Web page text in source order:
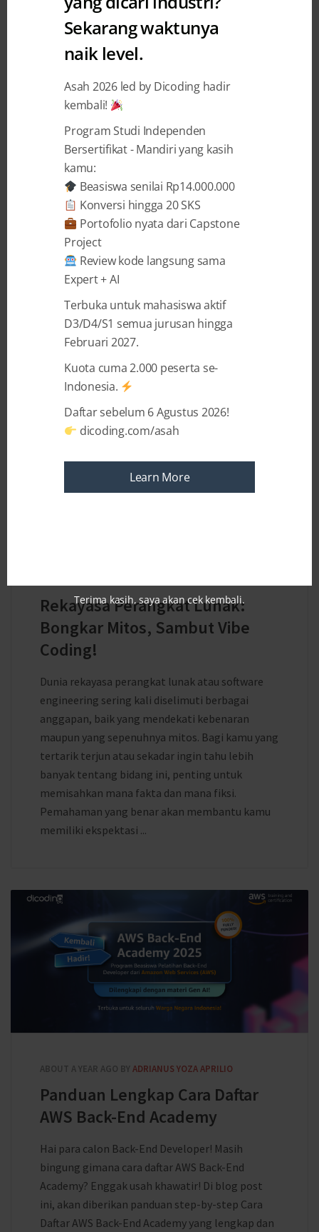
ABOUT A YEAR AGO BYADRIANUS YOZA APRILIO
2: 8 Komunitas Telah Terpilih
Selamat! Setelah melalui proses seleksi,
Dicoding dengan bangga mengumumkan
tambahan 8 komunitas yang terpilih untuk
Dicoding DevCommunity Batch 2. Program ini
merupakan wujud komitmen Dicoding untuk
mendukung pertumbuhan ekosistem developer
di seluruh Indonesia. Hal ini menambah jumlah
DevCommunity menjadi 33 komunitas yang akan
didukung oleh Dicoding. 33 komunitas terpilih ini
Rekayasa Perangkat Lunak:
Bongkar Mitos, Sambut Vibe
Coding!
Dunia rekayasa perangkat lunak atau software
engineering sering kali diselimuti berbagai
anggapan, baik yang mendekati kebenaran
maupun yang sepenuhnya mitos. Bagi kamu yang
tertarik terjun atau sekadar ingin tahu lebih
banyak tentang bidang ini, penting untuk
memisahkan mana fakta dan mana fiksi.
Pemahaman yang benar akan membantu kamu
memiliki ekspektasi ...
ABOUT A YEAR AGO BY ADRIANUS YOZA APRILIO
Panduan Lengkap Cara Daftar
AWS Back-End Academy
Hai para calon Back-End Developer! Masih
bingung gimana cara daftar AWS Back-End
Academy? Enggak usah khawatir! Di blog post
ini, akan diberikan panduan step-by-step Cara
Daftar AWS Back-End Academy yang lengkap dan
Sekarang waktunya
naik level.
Asah 2026 led by Dicoding hadir
kembali!
Program Studi Independen
Bersertifikat - Mandiri yang kasih
kamu:
Beasiswa senilai Rp14.000.000
Konversi hingga 20 SKS
Portofolio nyata dari Capstone
Project
Review kode langsung sama
Expert + AI
Terbuka untuk mahasiswa aktif
D3/D4/S1 semua jurusan hingga
Februari 2027.
Kuota cuma 2.000 peserta se-
Indonesia.
Daftar sebelum 6 Agustus 2026!
dicoding.com/asah
Learn More
Terima kasih, saya akan cek kembali.